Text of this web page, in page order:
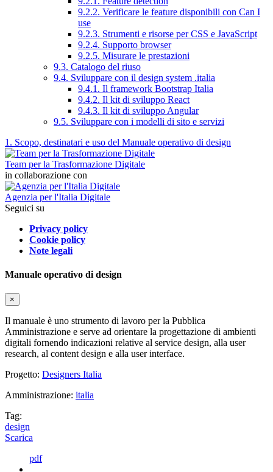
9.2.2. Verificare le feature disponibili con Can I
use
9.2.3. Strumenti e risorse per CSS e JavaScript
9.2.4. Supporto browser
9.2.5. Misurare le prestazioni
9.3. Catalogo del riuso
9.4. Sviluppare con il design system .italia
9.4.1. Il framework Bootstrap Italia
9.4.2. Il kit di sviluppo React
9.4.3. Il kit di sviluppo Angular
9.5. Sviluppare con i modelli di sito e servizi
1. Scopo, destinatari e uso del Manuale operativo di design
Team per la Trasformazione Digitale
in collaborazione con
Agenzia per l'Italia Digitale
Seguici su
Privacy policy
Cookie policy
Note legali
Manuale operativo di design
×
Il manuale è uno strumento di lavoro per la Pubblica
Amministrazione e serve ad orientare la progettazione di ambienti
digitali fornendo indicazioni relative al service design, alla user
research, al content design e alla user interface.
Progetto: Designers Italia
Amministrazione: italia
Tag:
design
Scarica
pdf